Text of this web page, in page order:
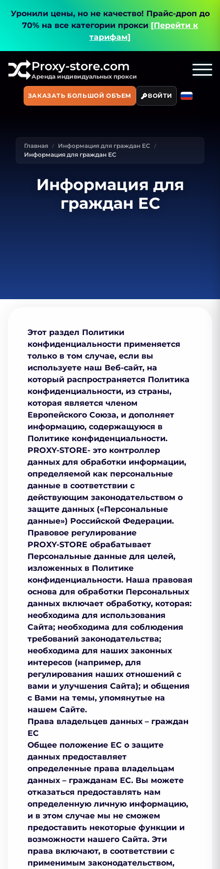
Уронили цены, но не качество! Прайс-дроп до
70% на все категории прокси [Перейти к
тарифам]
Proxy-store.com
Аренда индивидуальных прокси
ЗАКАЗАТЬ БОЛЬШОЙ ОБЪЕМ ВОЙТИ
Главная
Информация для граждан ЕС
Информация для граждан ЕС
Информация для
граждан ЕС
Этот раздел Политики
конфиденциальности применяется
только в том случае, если вы
используете наш Веб-сайт, на
который распространяется Политика
конфиденциальности, из страны,
которая является членом
Европейского Союза, и дополняет
информацию, содержащуюся в
Политике конфиденциальности.
PROXY-STORE- это контроллер
данных для обработки информации,
определяемой как персональные
данные в соответствии с
действующим законодательством о
защите данных («Персональные
данные») Российской Федерации.
Правовое регулирование
PROXY-STORE обрабатывает
Персональные данные для целей,
изложенных в Политике
конфиденциальности. Наша правовая
основа для обработки Персональных
данных включает обработку, которая:
необходима для использования
Сайта; необходима для соблюдения
требований законодательства;
необходима для наших законных
интересов (например, для
регулирования наших отношений с
вами и улучшения Сайта); и общения
с Вами на темы, упомянутые на
нашем Сайте.
Права владельцев данных – граждан
ЕС
Общее положение ЕС о защите
данных предоставляет
определенные права владельцам
данных – гражданам ЕС. Вы можете
отказаться предоставлять нам
определенную личную информацию,
и в этом случае мы не сможем
предоставить некоторые функции и
возможности нашего Сайта. Эти
права включают, в соответствии с
применимым законодательством,